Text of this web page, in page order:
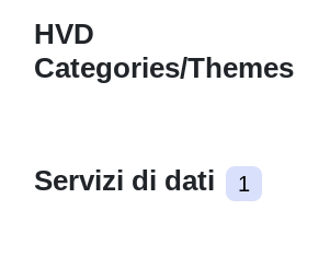
HVD
Categories/Themes
Servizi di dati 1